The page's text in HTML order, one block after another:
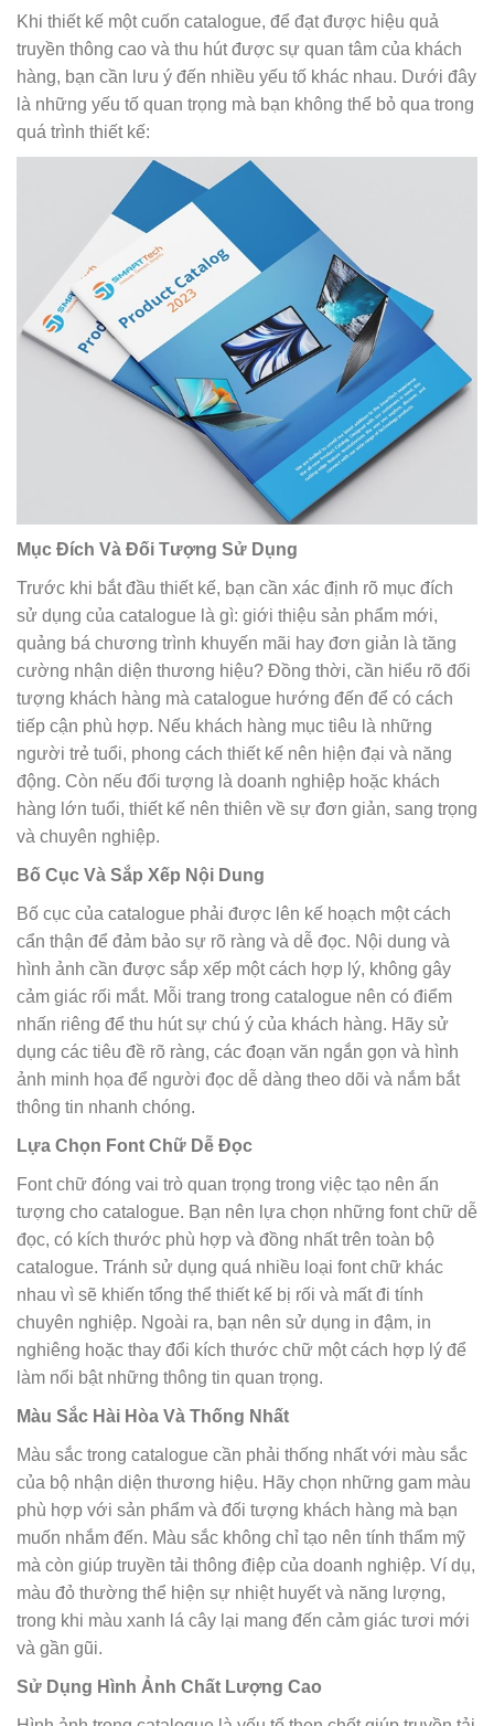
Khi thiết kế một cuốn catalogue, để đạt được hiệu quả
truyền thông cao và thu hút được sự quan tâm của khách
hàng, bạn cần lưu ý đến nhiều yếu tố khác nhau. Dưới đây
là những yếu tố quan trọng mà bạn không thể bỏ qua trong
quá trình thiết kế:
Mục Đích Và Đối Tượng Sử Dụng
Trước khi bắt đầu thiết kế, bạn cần xác định rõ mục đích
sử dụng của catalogue là gì: giới thiệu sản phẩm mới,
quảng bá chương trình khuyến mãi hay đơn giản là tăng
cường nhận diện thương hiệu? Đồng thời, cần hiểu rõ đối
tượng khách hàng mà catalogue hướng đến để có cách
tiếp cận phù hợp. Nếu khách hàng mục tiêu là những
người trẻ tuổi, phong cách thiết kế nên hiện đại và năng
động. Còn nếu đối tượng là doanh nghiệp hoặc khách
hàng lớn tuổi, thiết kế nên thiên về sự đơn giản, sang trọng
và chuyên nghiệp.
Bố Cục Và Sắp Xếp Nội Dung
Bố cục của catalogue phải được lên kế hoạch một cách
cẩn thận để đảm bảo sự rõ ràng và dễ đọc. Nội dung và
hình ảnh cần được sắp xếp một cách hợp lý, không gây
cảm giác rối mắt. Mỗi trang trong catalogue nên có điểm
nhấn riêng để thu hút sự chú ý của khách hàng. Hãy sử
dụng các tiêu đề rõ ràng, các đoạn văn ngắn gọn và hình
ảnh minh họa để người đọc dễ dàng theo dõi và nắm bắt
thông tin nhanh chóng.
Lựa Chọn Font Chữ Dễ Đọc
Font chữ đóng vai trò quan trọng trong việc tạo nên ấn
tượng cho catalogue. Bạn nên lựa chọn những font chữ dễ
đọc, có kích thước phù hợp và đồng nhất trên toàn bộ
catalogue. Tránh sử dụng quá nhiều loại font chữ khác
nhau vì sẽ khiến tổng thể thiết kế bị rối và mất đi tính
chuyên nghiệp. Ngoài ra, bạn nên sử dụng in đậm, in
nghiêng hoặc thay đổi kích thước chữ một cách hợp lý để
làm nổi bật những thông tin quan trọng.
Màu Sắc Hài Hòa Và Thống Nhất
Màu sắc trong catalogue cần phải thống nhất với màu sắc
của bộ nhận diện thương hiệu. Hãy chọn những gam màu
phù hợp với sản phẩm và đối tượng khách hàng mà bạn
muốn nhắm đến. Màu sắc không chỉ tạo nên tính thẩm mỹ
mà còn giúp truyền tải thông điệp của doanh nghiệp. Ví dụ,
màu đỏ thường thể hiện sự nhiệt huyết và năng lượng,
trong khi màu xanh lá cây lại mang đến cảm giác tươi mới
và gần gũi.
Sử Dụng Hình Ảnh Chất Lượng Cao